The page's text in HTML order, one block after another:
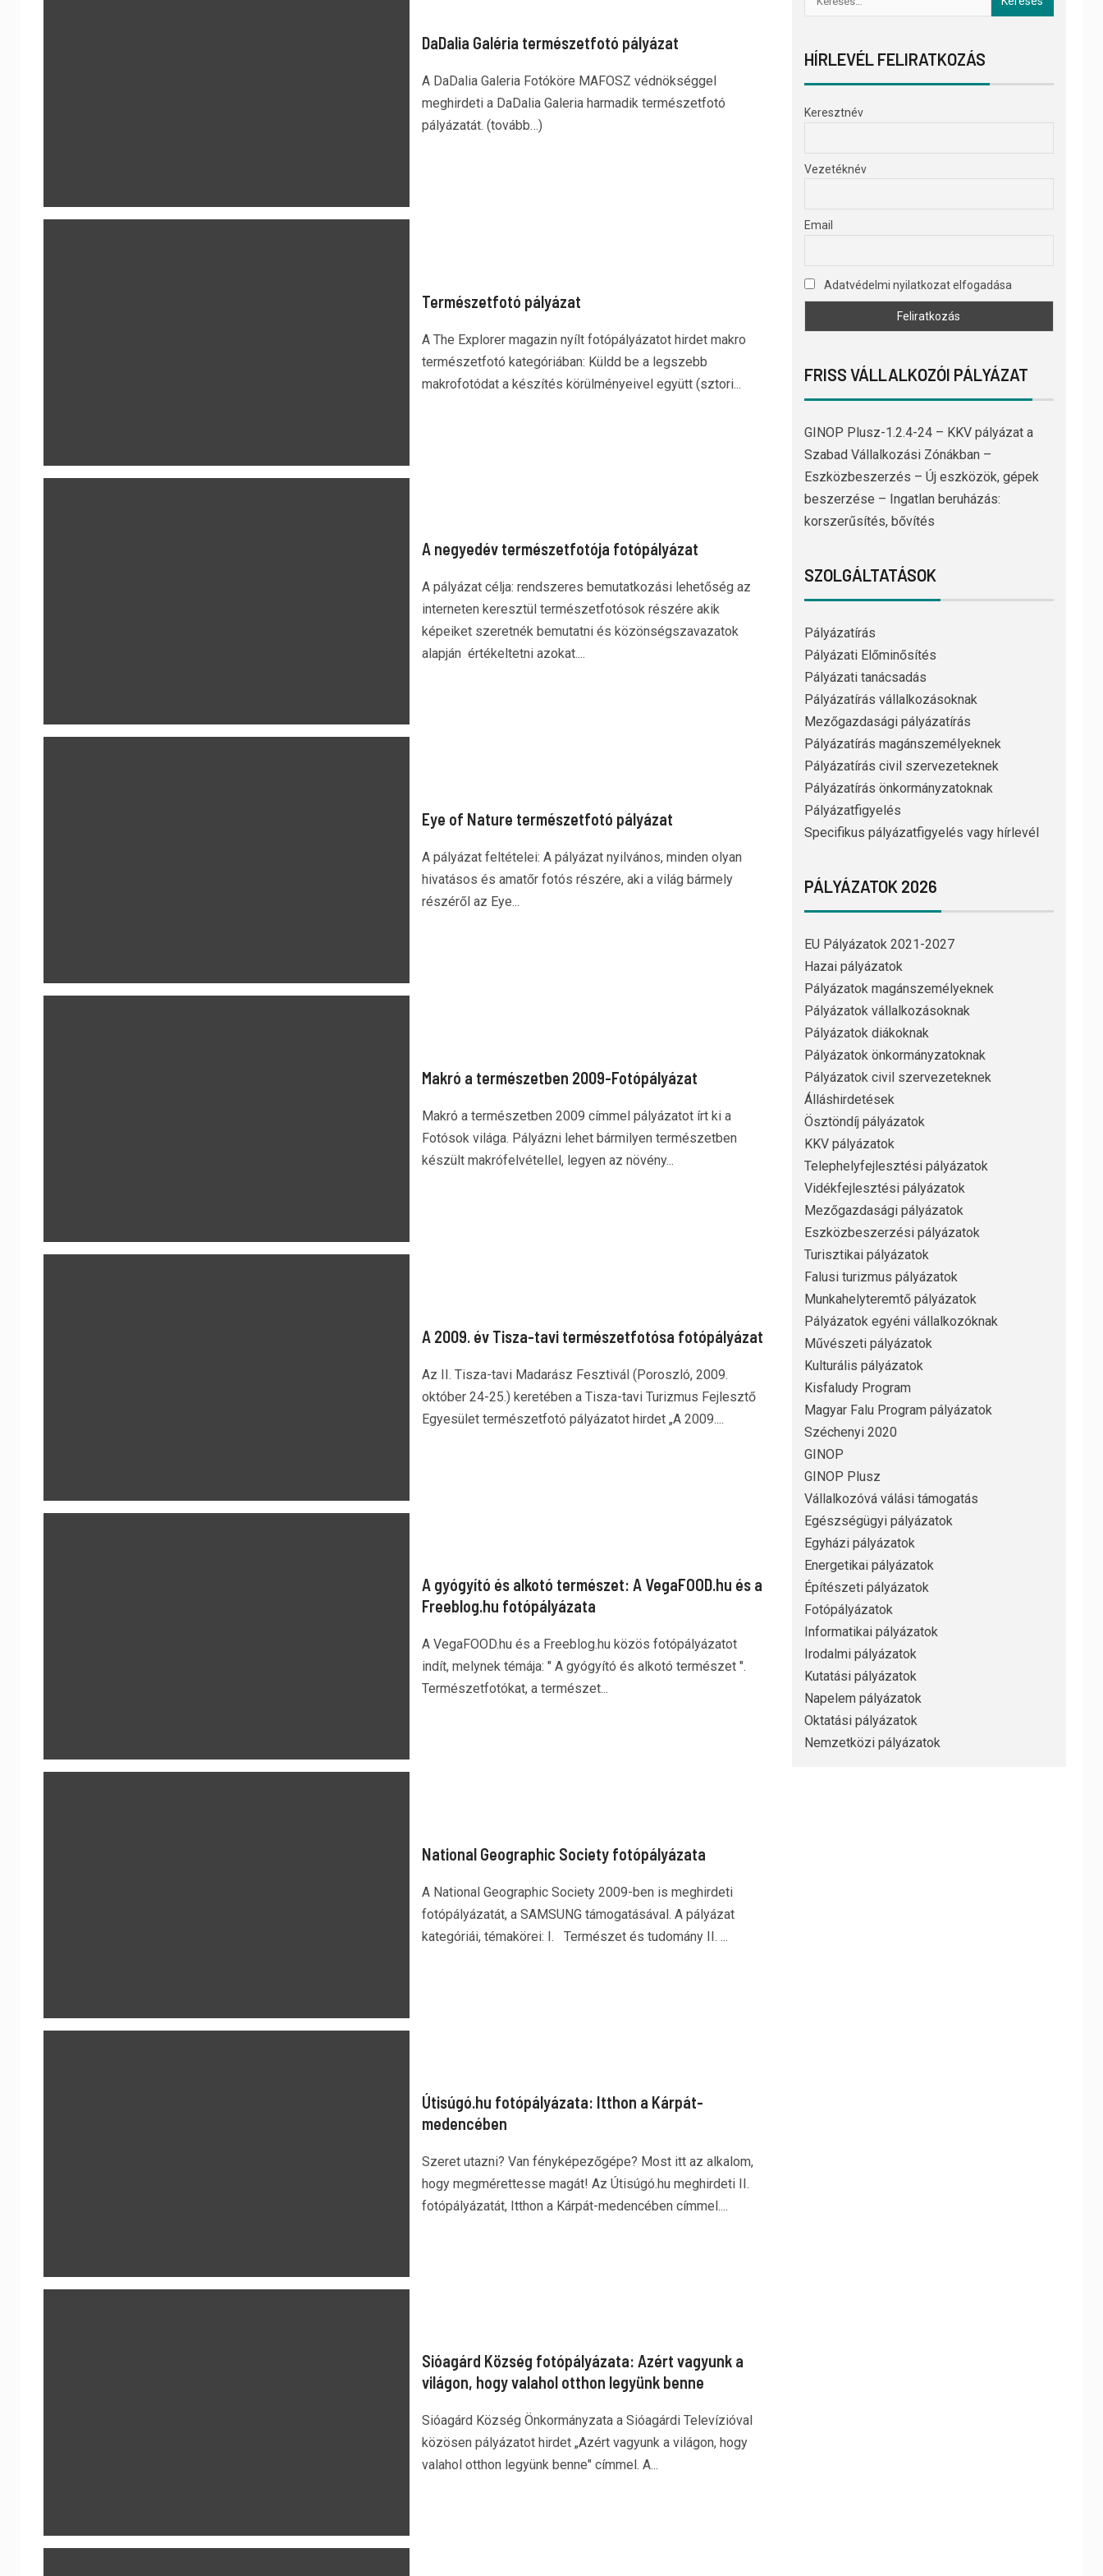
DaDalia Galéria természetfotó pályázat
A DaDalia Galeria Fotóköre MAFOSZ védnökséggel
meghirdeti a DaDalia Galeria harmadik természetfotó
pályázatát. (tovább…)
Természetfotó pályázat
A The Explorer magazin nyílt fotópályázatot hirdet makro
természetfotó kategóriában: Küldd be a legszebb
makrofotódat a készítés körülményeivel együtt (sztori...
A negyedév természetfotója fotópályázat
A pályázat célja: rendszeres bemutatkozási lehetőség az
interneten keresztül természetfotósok részére akik
képeiket szeretnék bemutatni és közönségszavazatok
alapján értékeltetni azokat....
Eye of Nature természetfotó pályázat
A pályázat feltételei: A pályázat nyilvános, minden olyan
hivatásos és amatőr fotós részére, aki a világ bármely
részéről az Eye...
Makró a természetben 2009-Fotópályázat
Makró a természetben 2009 címmel pályázatot írt ki a
Fotósok világa. Pályázni lehet bármilyen természetben
készült makrófelvétellel, legyen az növény...
A 2009. év Tisza-tavi természetfotósa fotópályázat
Az II. Tisza-tavi Madarász Fesztivál (Poroszló, 2009.
október 24-25.) keretében a Tisza-tavi Turizmus Fejlesztő
Egyesület természetfotó pályázatot hirdet „A 2009....
A gyógyító és alkotó természet: A VegaFOOD.hu és a
Freeblog.hu fotópályázata
A VegaFOOD.hu és a Freeblog.hu közös fotópályázatot
indít, melynek témája: " A gyógyító és alkotó természet ".
Természetfotókat, a természet...
National Geographic Society fotópályázata
A National Geographic Society 2009-ben is meghirdeti
fotópályázatát, a SAMSUNG támogatásával. A pályázat
kategóriái, témakörei: I. Természet és tudomány II. ...
Útisúgó.hu fotópályázata: Itthon a Kárpát-
medencében
Szeret utazni? Van fényképezőgépe? Most itt az alkalom,
hogy megmérettesse magát! Az Útisúgó.hu meghirdeti II.
fotópályázatát, Itthon a Kárpát-medencében címmel....
Sióagárd Község fotópályázata: Azért vagyunk a
világon, hogy valahol otthon legyünk benne
Sióagárd Község Önkormányzata a Sióagárdi Televízióval
közösen pályázatot hirdet „Azért vagyunk a világon, hogy
valahol otthon legyünk benne" címmel. A...
HÍRLEVÉL FELIRATKOZÁS
Keresztnév
Vezetéknév
Email
Adatvédelmi nyilatkozat elfogadása
FRISS VÁLLALKOZÓI PÁLYÁZAT
GINOP Plusz-1.2.4-24 – KKV pályázat a
Szabad Vállalkozási Zónákban –
Eszközbeszerzés – Új eszközök, gépek
beszerzése – Ingatlan beruházás:
korszerűsítés, bővítés
SZOLGÁLTATÁSOK
Pályázatírás
Pályázati Előminősítés
Pályázati tanácsadás
Pályázatírás vállalkozásoknak
Mezőgazdasági pályázatírás
Pályázatírás magánszemélyeknek
Pályázatírás civil szervezeteknek
Pályázatírás önkormányzatoknak
Pályázatfigyelés
Specifikus pályázatfigyelés vagy hírlevél
PÁLYÁZATOK 2026
EU Pályázatok 2021-2027
Hazai pályázatok
Pályázatok magánszemélyeknek
Pályázatok vállalkozásoknak
Pályázatok diákoknak
Pályázatok önkormányzatoknak
Pályázatok civil szervezeteknek
Álláshirdetések
Ösztöndíj pályázatok
KKV pályázatok
Telephelyfejlesztési pályázatok
Vidékfejlesztési pályázatok
Mezőgazdasági pályázatok
Eszközbeszerzési pályázatok
Turisztikai pályázatok
Falusi turizmus pályázatok
Munkahelyteremtő pályázatok
Pályázatok egyéni vállalkozóknak
Művészeti pályázatok
Kulturális pályázatok
Kisfaludy Program
Magyar Falu Program pályázatok
Széchenyi 2020
GINOP
GINOP Plusz
Vállalkozóvá válási támogatás
Egészségügyi pályázatok
Egyházi pályázatok
Energetikai pályázatok
Építészeti pályázatok
Fotópályázatok
Informatikai pályázatok
Irodalmi pályázatok
Kutatási pályázatok
Napelem pályázatok
Oktatási pályázatok
Nemzetközi pályázatok